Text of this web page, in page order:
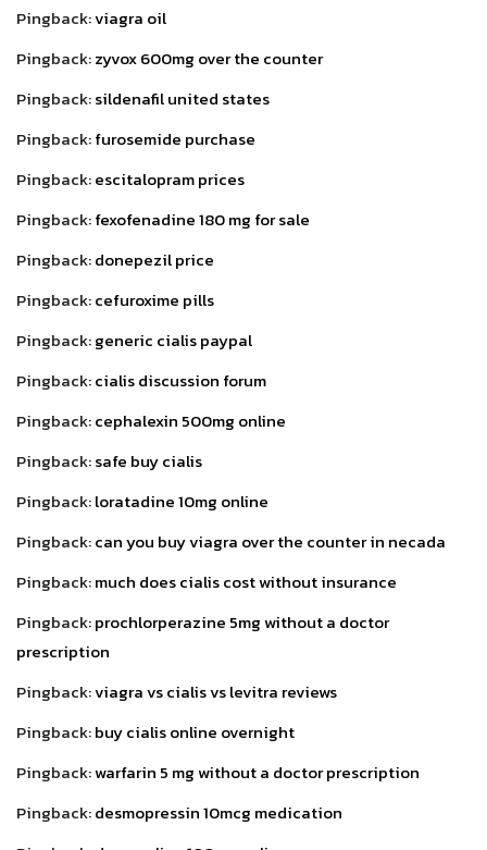
Pingback:viagra oil
Pingback:zyvox 600mg over the counter
Pingback:sildenafil united states
Pingback:furosemide purchase
Pingback:escitalopram prices
Pingback:fexofenadine 180 mg for sale
Pingback:donepezil price
Pingback:cefuroxime pills
Pingback:generic cialis paypal
Pingback:cialis discussion forum
Pingback:cephalexin 500mg online
Pingback:safe buy cialis
Pingback:loratadine 10mg online
Pingback:can you buy viagra over the counter in necada
Pingback:much does cialis cost without insurance
Pingback:prochlorperazine 5mg without a doctor
prescription
Pingback:viagra vs cialis vs levitra reviews
Pingback:buy cialis online overnight
Pingback:warfarin 5 mg without a doctor prescription
Pingback:desmopressin 10mcg medication